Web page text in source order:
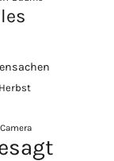
Herbst